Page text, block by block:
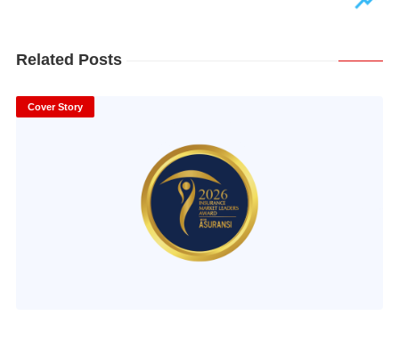
Related Posts
Cover Story